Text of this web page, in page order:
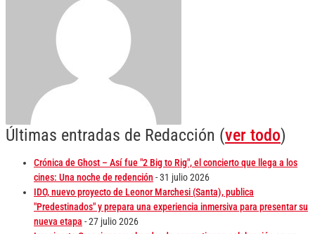
Últimas entradas de Redacción (ver todo)
Crónica de Ghost – Así fue "2 Big to Rig", el concierto que llega a los
cines: Una noche de redención - 31 julio 2026
IDO, nuevo proyecto de Leonor Marchesi (Santa), publica
"Predestinados" y prepara una experiencia inmersiva para presentar su
nueva etapa - 27 julio 2026